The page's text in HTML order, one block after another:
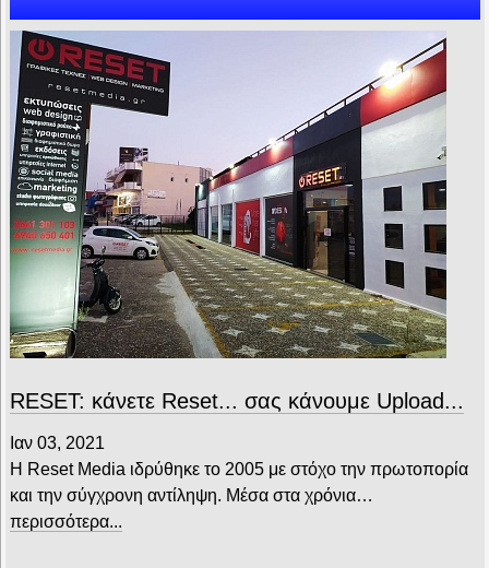
RESET: κάνετε Reset... σας κάνουμε Upload...
Ιαν 03, 2021
Η Reset Media ιδρύθηκε το 2005 με στόχο την πρωτοπορία
και την σύγχρονη αντίληψη. Μέσα στα χρόνια…
περισσότερα...